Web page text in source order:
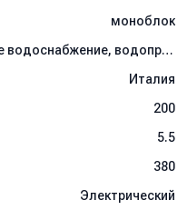
моноблок
Магистральное водоснабжение, водопровод
Италия
200
5.5
380
Электрический